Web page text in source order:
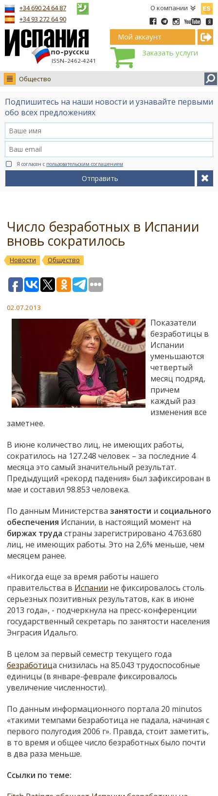
О компании
ISSN–2462-4241
+34 690 24 64 87
+34 93 272 64 90
Мой аккаунт
Заказать услуги
Общество
Новости
Интервью
Видео Ruso.TV
BCN life
Сервис на немецком
Подпишитесь на наши новости и узнавайте первыми
обо всех предложениях
Я согласен с пользовательским соглашением
Отправить
Число безработных в Испании
вновь сократилось
Новости Общество
02.07.2013
Показатели
безработицы в
Испании
уменьшаются
четвертый
месяц подряд,
причем
каждый раз
изменения все
заметнее.
В июне количество лиц, не имеющих работы,
сократилось на 127.248 человек – за последние 4
месяца это самый значительный результат.
Предыдущий «рекорд падения» был зафиксирован в
мае и составил 98.853 человека.
По данным Министерства занятости и социального
обеспечения Испании, в настоящий момент на
биржах труда страны зарегистрировано 4.763.680
лиц, не имеющих работы. Это на 2,6% меньше, чем
месяцем ранее.
«Никогда еще за время работы нашего
правительства в Испании не фиксировалось столь
серьезных позитивных результатов, как в июне
2013 года», - подчеркнула на пресс-конференции
государственный секретарь по занятости населения
Энграсия Идальго.
В целом за первый семестр текущего года
безработица снизилась на 85.043 трудоспособные
единицы (в январе-феврале фиксировалось
увеличение численности).
По данным информационного портала 20 minutos
«такими темпами безработица не падала, начиная с
первого полугодия 2006 г». Правда, стоит заметить,
в то время и общее число безработных было почти
в два раза меньше.
Ссылки по теме: